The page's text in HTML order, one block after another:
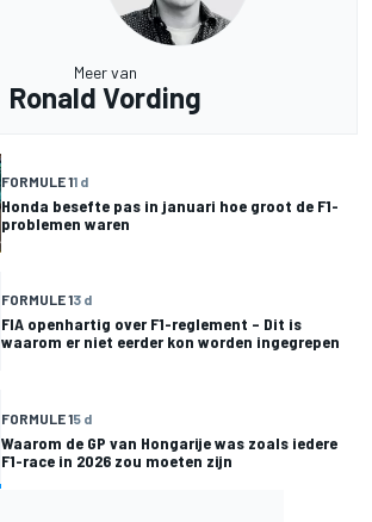
Meer van
Ronald Vording
FORMULE 11 d
Honda besefte pas in januari hoe groot de F1-
problemen waren
FORMULE 13 d
FIA openhartig over F1-reglement – Dit is
waarom er niet eerder kon worden ingegrepen
FORMULE 15 d
Waarom de GP van Hongarije was zoals iedere
F1-race in 2026 zou moeten zijn